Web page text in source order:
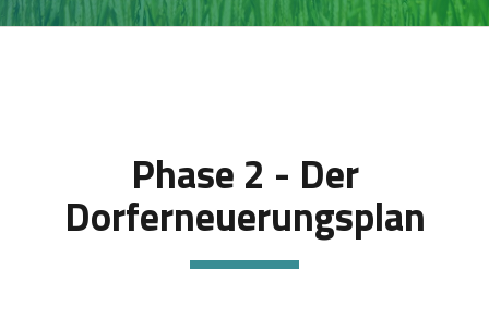
Phase 2 - Der
Dorferneuerungsplan